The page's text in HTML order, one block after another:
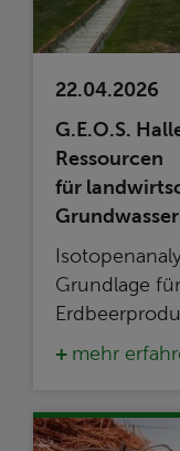
22.04.2026
G.E.O.S.
Ressourcen
für
Grundlage
mehr